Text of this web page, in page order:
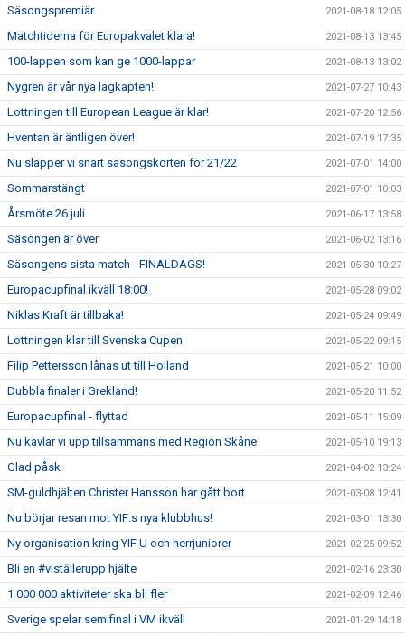
Säsongspremiär 2021-08-18 12:05
Matchtiderna för Europakvalet klara! 2021-08-13 13:45
100-lappen som kan ge 1000-lappar 2021-08-13 13:02
Nygren är vår nya lagkapten! 2021-07-27 10:43
Lottningen till European League är klar! 2021-07-20 12:56
Hventan är äntligen över! 2021-07-19 17:35
Nu släpper vi snart säsongskorten för 21/22 2021-07-01 14:00
Sommarstängt 2021-07-01 10:03
Årsmöte 26 juli 2021-06-17 13:58
Säsongen är över 2021-06-02 13:16
Säsongens sista match - FINALDAGS! 2021-05-30 10:27
Europacupfinal ikväll 18:00! 2021-05-28 09:02
Niklas Kraft är tillbaka! 2021-05-24 09:49
Lottningen klar till Svenska Cupen 2021-05-22 09:15
Filip Pettersson lånas ut till Holland 2021-05-21 10:00
Dubbla finaler i Grekland! 2021-05-20 11:52
Europacupfinal - flyttad 2021-05-11 15:09
Nu kavlar vi upp tillsammans med Region Skåne 2021-05-10 19:13
Glad påsk 2021-04-02 13:24
SM-guldhjälten Christer Hansson har gått bort 2021-03-08 12:41
Nu börjar resan mot YIF:s nya klubbhus! 2021-03-01 13:30
Ny organisation kring YIF U och herrjuniorer 2021-02-25 09:52
Bli en #viställerupp hjälte 2021-02-16 23:30
1 000 000 aktiviteter ska bli fler 2021-02-09 12:46
Sverige spelar semifinal i VM ikväll 2021-01-29 14:18